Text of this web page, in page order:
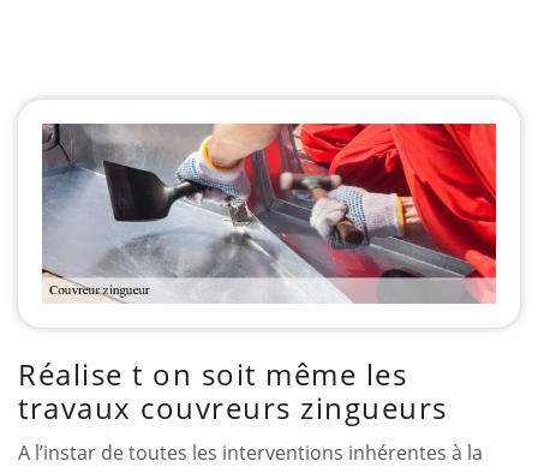
Réalise t on soit même les
travaux couvreurs zingueurs
A l’instar de toutes les interventions inhérentes à la